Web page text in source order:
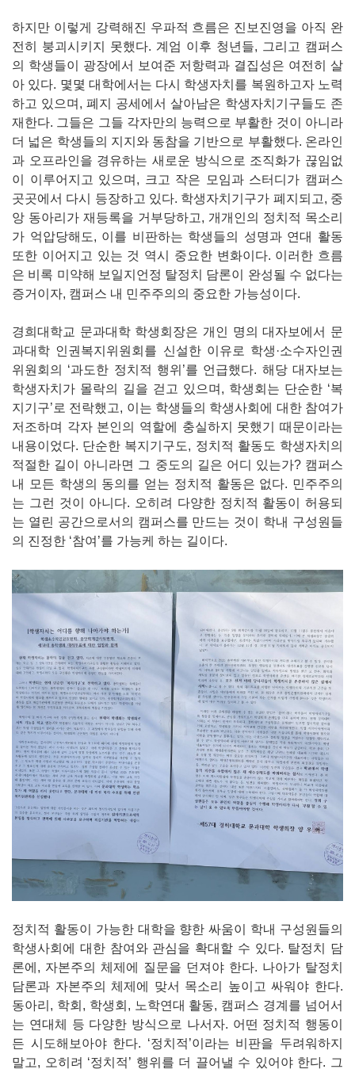
하지만 이렇게 강력해진 우파적 흐름은 진보진영을 아직 완
전히 붕괴시키지 못했다. 계엄 이후 청년들, 그리고 캠퍼스
의 학생들이 광장에서 보여준 저항력과 결집성은 여전히 살
아 있다. 몇몇 대학에서는 다시 학생자치를 복원하고자 노력
하고 있으며, 폐지 공세에서 살아남은 학생자치기구들도 존
재한다. 그들은 그들 각자만의 능력으로 부활한 것이 아니라
더 넓은 학생들의 지지와 동참을 기반으로 부활했다. 온라인
과 오프라인을 경유하는 새로운 방식으로 조직화가 끊임없
이 이루어지고 있으며, 크고 작은 모임과 스터디가 캠퍼스
곳곳에서 다시 등장하고 있다. 학생자치기구가 폐지되고, 중
앙 동아리가 재등록을 거부당하고, 개개인의 정치적 목소리
가 억압당해도, 이를 비판하는 학생들의 성명과 연대 활동
또한 이어지고 있는 것 역시 중요한 변화이다. 이러한 흐름
은 비록 미약해 보일지언정 탈정치 담론이 완성될 수 없다는
증거이자, 캠퍼스 내 민주주의의 중요한 가능성이다.
경희대학교 문과대학 학생회장은 개인 명의 대자보에서 문
과대학 인권복지위원회를 신설한 이유로 학생·소수자인권
위원회의 ‘과도한 정치적 행위’를 언급했다. 해당 대자보는
학생자치가 몰락의 길을 걷고 있으며, 학생회는 단순한 ‘복
지기구’로 전락했고, 이는 학생들의 학생사회에 대한 참여가
저조하며 각자 본인의 역할에 충실하지 못했기 때문이라는
내용이었다. 단순한 복지기구도, 정치적 활동도 학생자치의
적절한 길이 아니라면 그 중도의 길은 어디 있는가? 캠퍼스
내 모든 학생의 동의를 얻는 정치적 활동은 없다. 민주주의
는 그런 것이 아니다. 오히려 다양한 정치적 활동이 허용되
는 열린 공간으로서의 캠퍼스를 만드는 것이 학내 구성원들
의 진정한 ‘참여’를 가능케 하는 길이다.
정치적 활동이 가능한 대학을 향한 싸움이 학내 구성원들의
학생사회에 대한 참여와 관심을 확대할 수 있다. 탈정치 담
론에, 자본주의 체제에 질문을 던져야 한다. 나아가 탈정치
담론과 자본주의 체제에 맞서 목소리 높이고 싸워야 한다.
동아리, 학회, 학생회, 노학연대 활동, 캠퍼스 경계를 넘어서
는 연대체 등 다양한 방식으로 나서자. 어떤 정치적 행동이
든 시도해보아야 한다. ‘정치적’이라는 비판을 두려워하지
말고, 오히려 ‘정치적’ 행위를 더 끌어낼 수 있어야 한다. 그